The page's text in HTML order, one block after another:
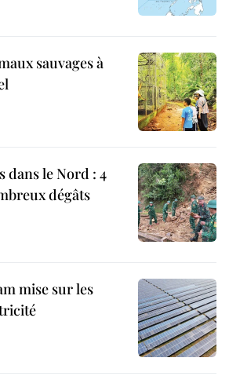
sauvages à
dans le Nord : 4
dégâts
mise sur les